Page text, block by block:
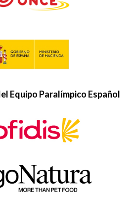
Equipo Paralímpico Español